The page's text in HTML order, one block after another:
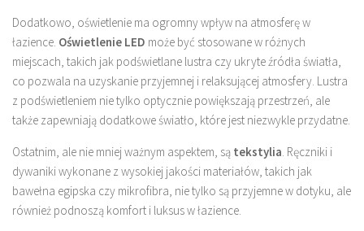
Dodatkowo, oświetlenie ma ogromny wpływ na atmosferę w
łazience. Oświetlenie LED może być stosowane w różnych
miejscach, takich jak podświetlane lustra czy ukryte źródła światła,
co pozwala na uzyskanie przyjemnej i relaksującej atmosfery. Lustra
z podświetleniem nie tylko optycznie powiększają przestrzeń, ale
także zapewniają dodatkowe światło, które jest niezwykle przydatne.
Ostatnim, ale nie mniej ważnym aspektem, są tekstylia . Ręczniki i
dywaniki wykonane z wysokiej jakości materiałów, takich jak
bawełna egipska czy mikrofibra, nie tylko są przyjemne w dotyku, ale
również podnoszą komfort i luksus w łazience.